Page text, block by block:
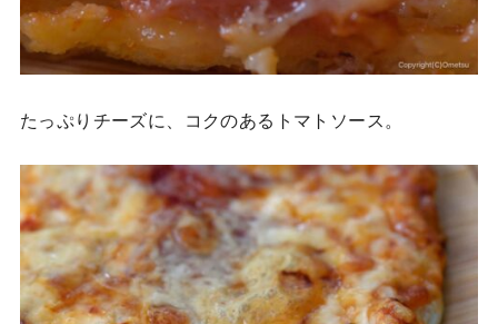
たっぷりチーズに、コクのあるトマトソース。